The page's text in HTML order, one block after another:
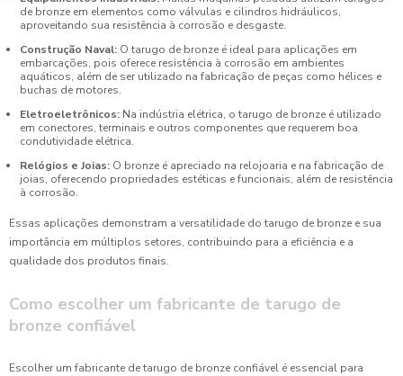
de bronze em elementos como válvulas e cilindros hidráulicos,
aproveitando sua resistência à corrosão e desgaste.
Construção Naval: O tarugo de bronze é ideal para aplicações em
embarcações, pois oferece resistência à corrosão em ambientes
aquáticos, além de ser utilizado na fabricação de peças como hélices e
buchas de motores.
Eletroeletrônicos: Na indústria elétrica, o tarugo de bronze é utilizado
em conectores, terminais e outros componentes que requerem boa
condutividade elétrica.
Relógios e Joias: O bronze é apreciado na relojoaria e na fabricação de
joias, oferecendo propriedades estéticas e funcionais, além de resistência
à corrosão.
Essas aplicações demonstram a versatilidade do tarugo de bronze e sua
importância em múltiplos setores, contribuindo para a eficiência e a
qualidade dos produtos finais.
Como escolher um fabricante de tarugo de
bronze confiável
Escolher um fabricante de tarugo de bronze confiável é essencial para